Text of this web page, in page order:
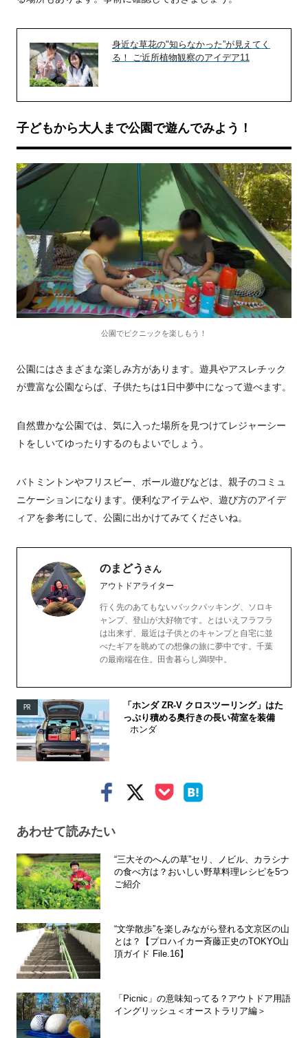
身近な草花の"知らなかった”が見えてく
る！ ご近所植物観察のアイデア11
子どもから大人まで公園で遊んでみよう！
公園でピクニックを楽しもう！
公園にはさまざまな楽しみ方があります。遊具やアスレチック
が豊富な公園ならば、子供たちは1日中夢中になって遊べます。
自然豊かな公園では、気に入った場所を見つけてレジャーシー
トをしいてゆったりするのもよいでしょう。
バトミントンやフリスビー、ボール遊びなどは、親子のコミュ
ニケーションになります。便利なアイテムや、遊び方のアイデ
ィアを参考にして、公園に出かけてみてくださいね。
のまどう さん
アウトドアライター
行く先のあてもないバックパッキング、ソロキ
ャンプ、登山が大好物です。とはいえフラフラ
は出来ず、最近は子供とのキャンプと自宅に並
べたギアを眺めての想像の旅に夢中です。千葉
の最南端在住。田舎暮らし満喫中。
PR
「ホンダ ZR-V クロスツーリング」はた
っぷり積める奥行きの長い荷室を装備
ホンダ
あわせて読みたい
“三大そのへんの草”セリ、ノビル、カラシナ
の食べ方は？おいしい野草料理レシピを5つ
ご紹介
“文学散歩”を楽しみながら登れる文京区の山
とは？【プロハイカー斉藤正史のTOKYO山
頂ガイド File.16】
「Picnic」の意味知ってる？アウトドア用語
イングリッシュ＜オーストラリア編＞